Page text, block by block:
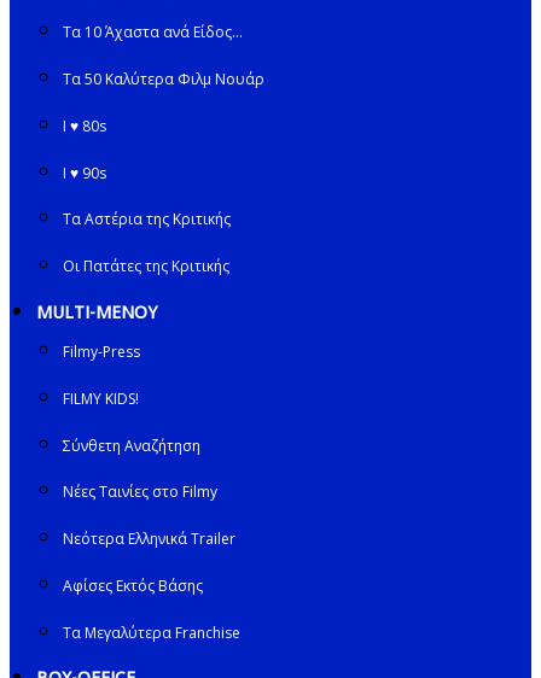
Τα 10 Άχαστα ανά Είδος…
Τα 50 Καλύτερα Φιλμ Νουάρ
I ♥ 80s
I ♥ 90s
Τα Αστέρια της Κριτικής
Οι Πατάτες της Κριτικής
MULTI-ΜΕΝΟΥ
Filmy-Press
FILMY KIDS!
Σύνθετη Αναζήτηση
Νέες Ταινίες στο Filmy
Νεότερα Ελληνικά Trailer
Αφίσες Εκτός Βάσης
Τα Μεγαλύτερα Franchise